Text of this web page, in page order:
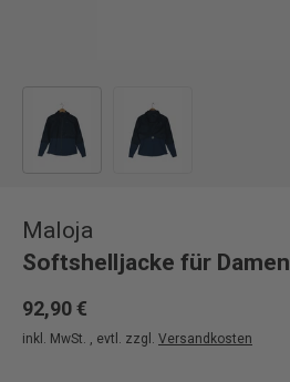
Maloja
Softshelljacke für Damen
92,90 €
inkl. MwSt. , evtl. zzgl. Versandkosten